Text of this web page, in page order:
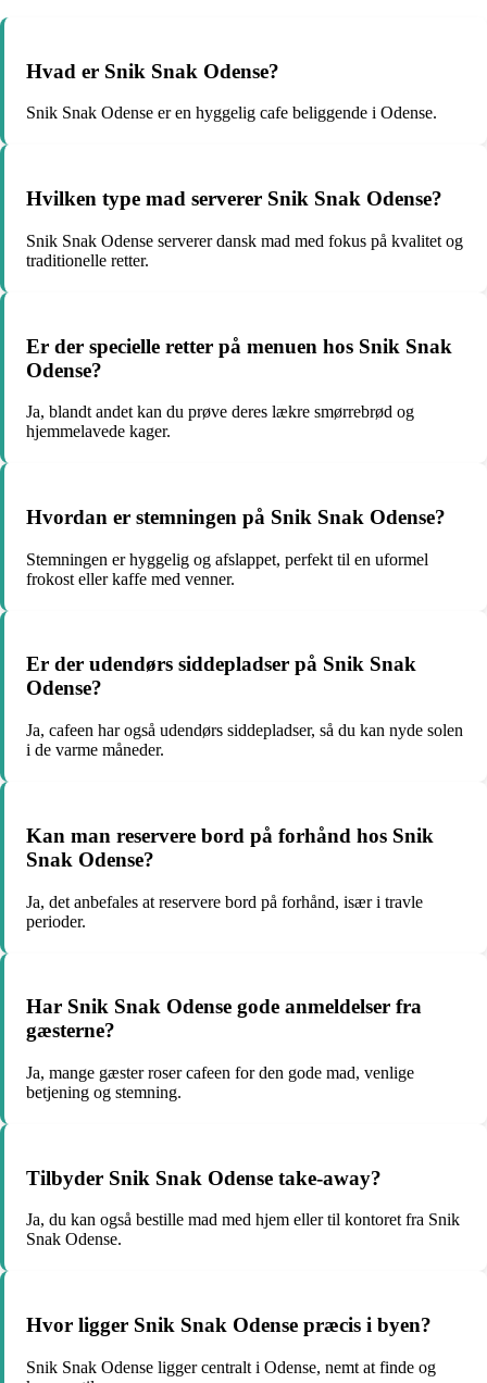
Hvad er Snik Snak Odense?
Snik Snak Odense er en hyggelig cafe beliggende i Odense.
Hvilken type mad serverer Snik Snak Odense?
Snik Snak Odense serverer dansk mad med fokus på kvalitet og
traditionelle retter.
Er der specielle retter på menuen hos Snik Snak
Odense?
Ja, blandt andet kan du prøve deres lækre smørrebrød og
hjemmelavede kager.
Hvordan er stemningen på Snik Snak Odense?
Stemningen er hyggelig og afslappet, perfekt til en uformel
frokost eller kaffe med venner.
Er der udendørs siddepladser på Snik Snak
Odense?
Ja, cafeen har også udendørs siddepladser, så du kan nyde solen
i de varme måneder.
Kan man reservere bord på forhånd hos Snik
Snak Odense?
Ja, det anbefales at reservere bord på forhånd, især i travle
perioder.
Har Snik Snak Odense gode anmeldelser fra
gæsterne?
Ja, mange gæster roser cafeen for den gode mad, venlige
betjening og stemning.
Tilbyder Snik Snak Odense take-away?
Ja, du kan også bestille mad med hjem eller til kontoret fra Snik
Snak Odense.
Hvor ligger Snik Snak Odense præcis i byen?
Snik Snak Odense ligger centralt i Odense, nemt at finde og